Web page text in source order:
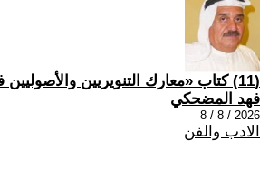
(11) كتاب «معارك التنويريين والأصوليين في أوروبا»
فهد المضحكي
2026 / 8 / 8
الادب والفن